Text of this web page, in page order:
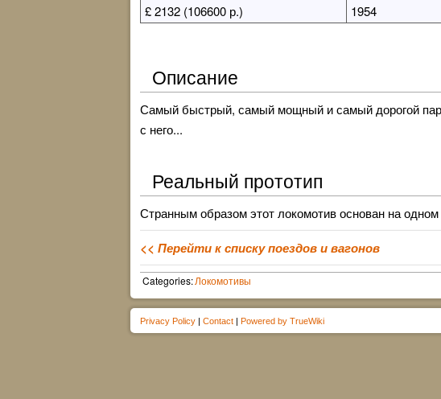
£ 2132 (106600 р.) 1954
Описание
Самый быстрый, самый мощный и самый дорогой
с него...
Реальный прототип
Странным образом этот локомотив основан на одном
<< Перейти к списку поездов и вагонов
Categories:Локомотивы
Privacy Policy | Contact | Powered by TrueWiki